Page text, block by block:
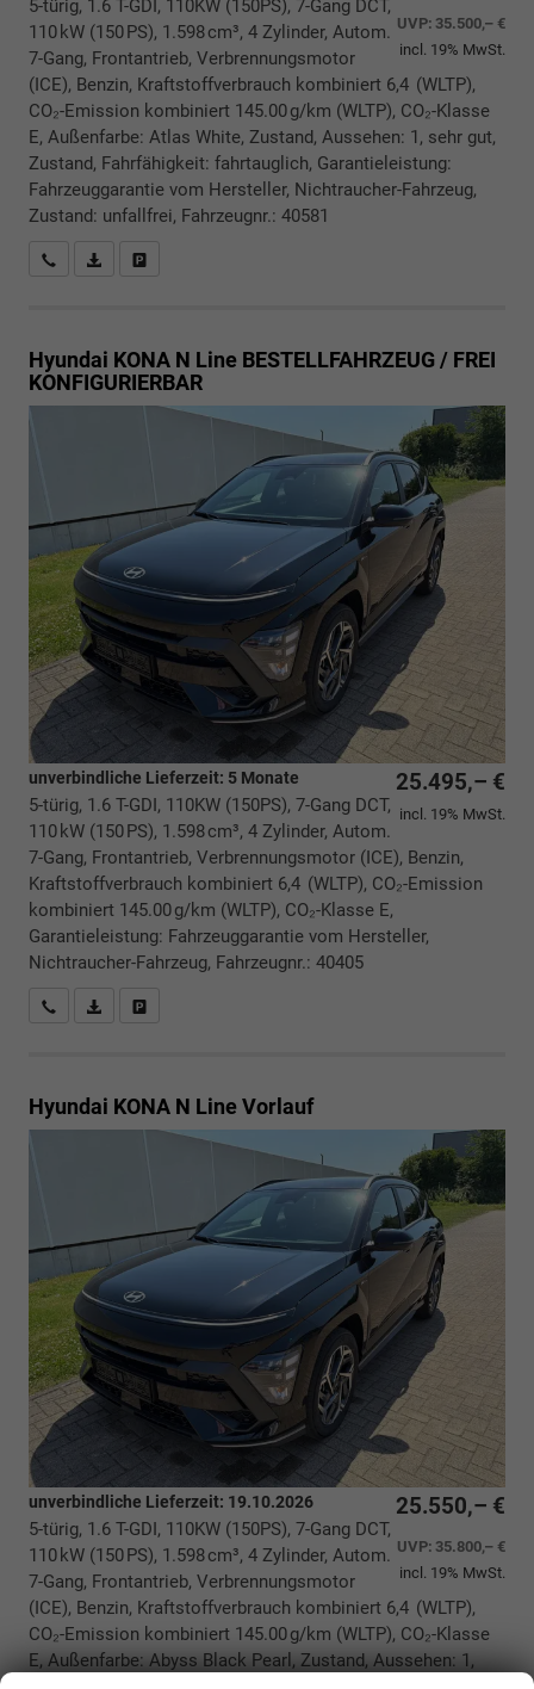
UVP: 35.500,– €
incl. 19% MwSt.
5-türig, 1.6 T-GDI, 110KW (150PS), 7-Gang DCT,
110 kW (150 PS), 1.598 cm³, 4 Zylinder, Autom.
7-Gang, Frontantrieb, Verbrennungsmotor
(ICE), Benzin, Kraftstoffverbrauch kombiniert 6,4 (WLTP),
CO₂-Emission kombiniert 145.00 g/km (WLTP), CO₂-Klasse
E, Außenfarbe: Atlas White, Zustand, Aussehen: 1, sehr gut,
Zustand, Fahrfähigkeit: fahrtauglich, Garantieleistung:
Fahrzeuggarantie vom Hersteller, Nichtraucher-Fahrzeug,
Zustand: unfallfrei, Fahrzeugnr.: 40581
Rückrufbitte absenden
PDF-Datei, Fahrzeugexposé drucken
Hyundai KONA N Line BESTELLFAHRZEUG / FREI
KONFIGURIERBAR
25.495,– €
incl. 19% MwSt.
unverbindliche Lieferzeit: 5 Monate
5-türig, 1.6 T-GDI, 110KW (150PS), 7-Gang DCT,
110 kW (150 PS), 1.598 cm³, 4 Zylinder, Autom.
7-Gang, Frontantrieb, Verbrennungsmotor (ICE), Benzin,
Kraftstoffverbrauch kombiniert 6,4 (WLTP), CO₂-Emission
kombiniert 145.00 g/km (WLTP), CO₂-Klasse E,
Garantieleistung: Fahrzeuggarantie vom Hersteller,
Nichtraucher-Fahrzeug, Fahrzeugnr.: 40405
Rückrufbitte absenden
PDF-Datei, Fahrzeugexposé drucken
Hyundai KONA N Line Vorlauf
25.550,– €
UVP: 35.800,– €
incl. 19% MwSt.
unverbindliche Lieferzeit: 19.10.2026
5-türig, 1.6 T-GDI, 110KW (150PS), 7-Gang DCT,
110 kW (150 PS), 1.598 cm³, 4 Zylinder, Autom.
7-Gang, Frontantrieb, Verbrennungsmotor
(ICE), Benzin, Kraftstoffverbrauch kombiniert 6,4 (WLTP),
CO₂-Emission kombiniert 145.00 g/km (WLTP), CO₂-Klasse
E, Außenfarbe: Abyss Black Pearl, Zustand, Aussehen: 1,